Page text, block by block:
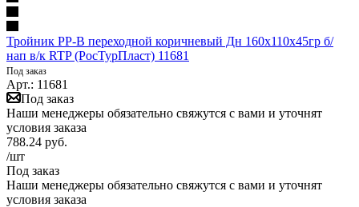
Тройник PP-B переходной коричневый Дн 160х110х45гр б/
нап в/к RTP (РосТурПласт) 11681
Под заказ
Арт.: 11681
Под заказ
Наши менеджеры обязательно свяжутся с вами и уточнят
условия заказа
788.24 руб.
/шт
Под заказ
Наши менеджеры обязательно свяжутся с вами и уточнят
условия заказа